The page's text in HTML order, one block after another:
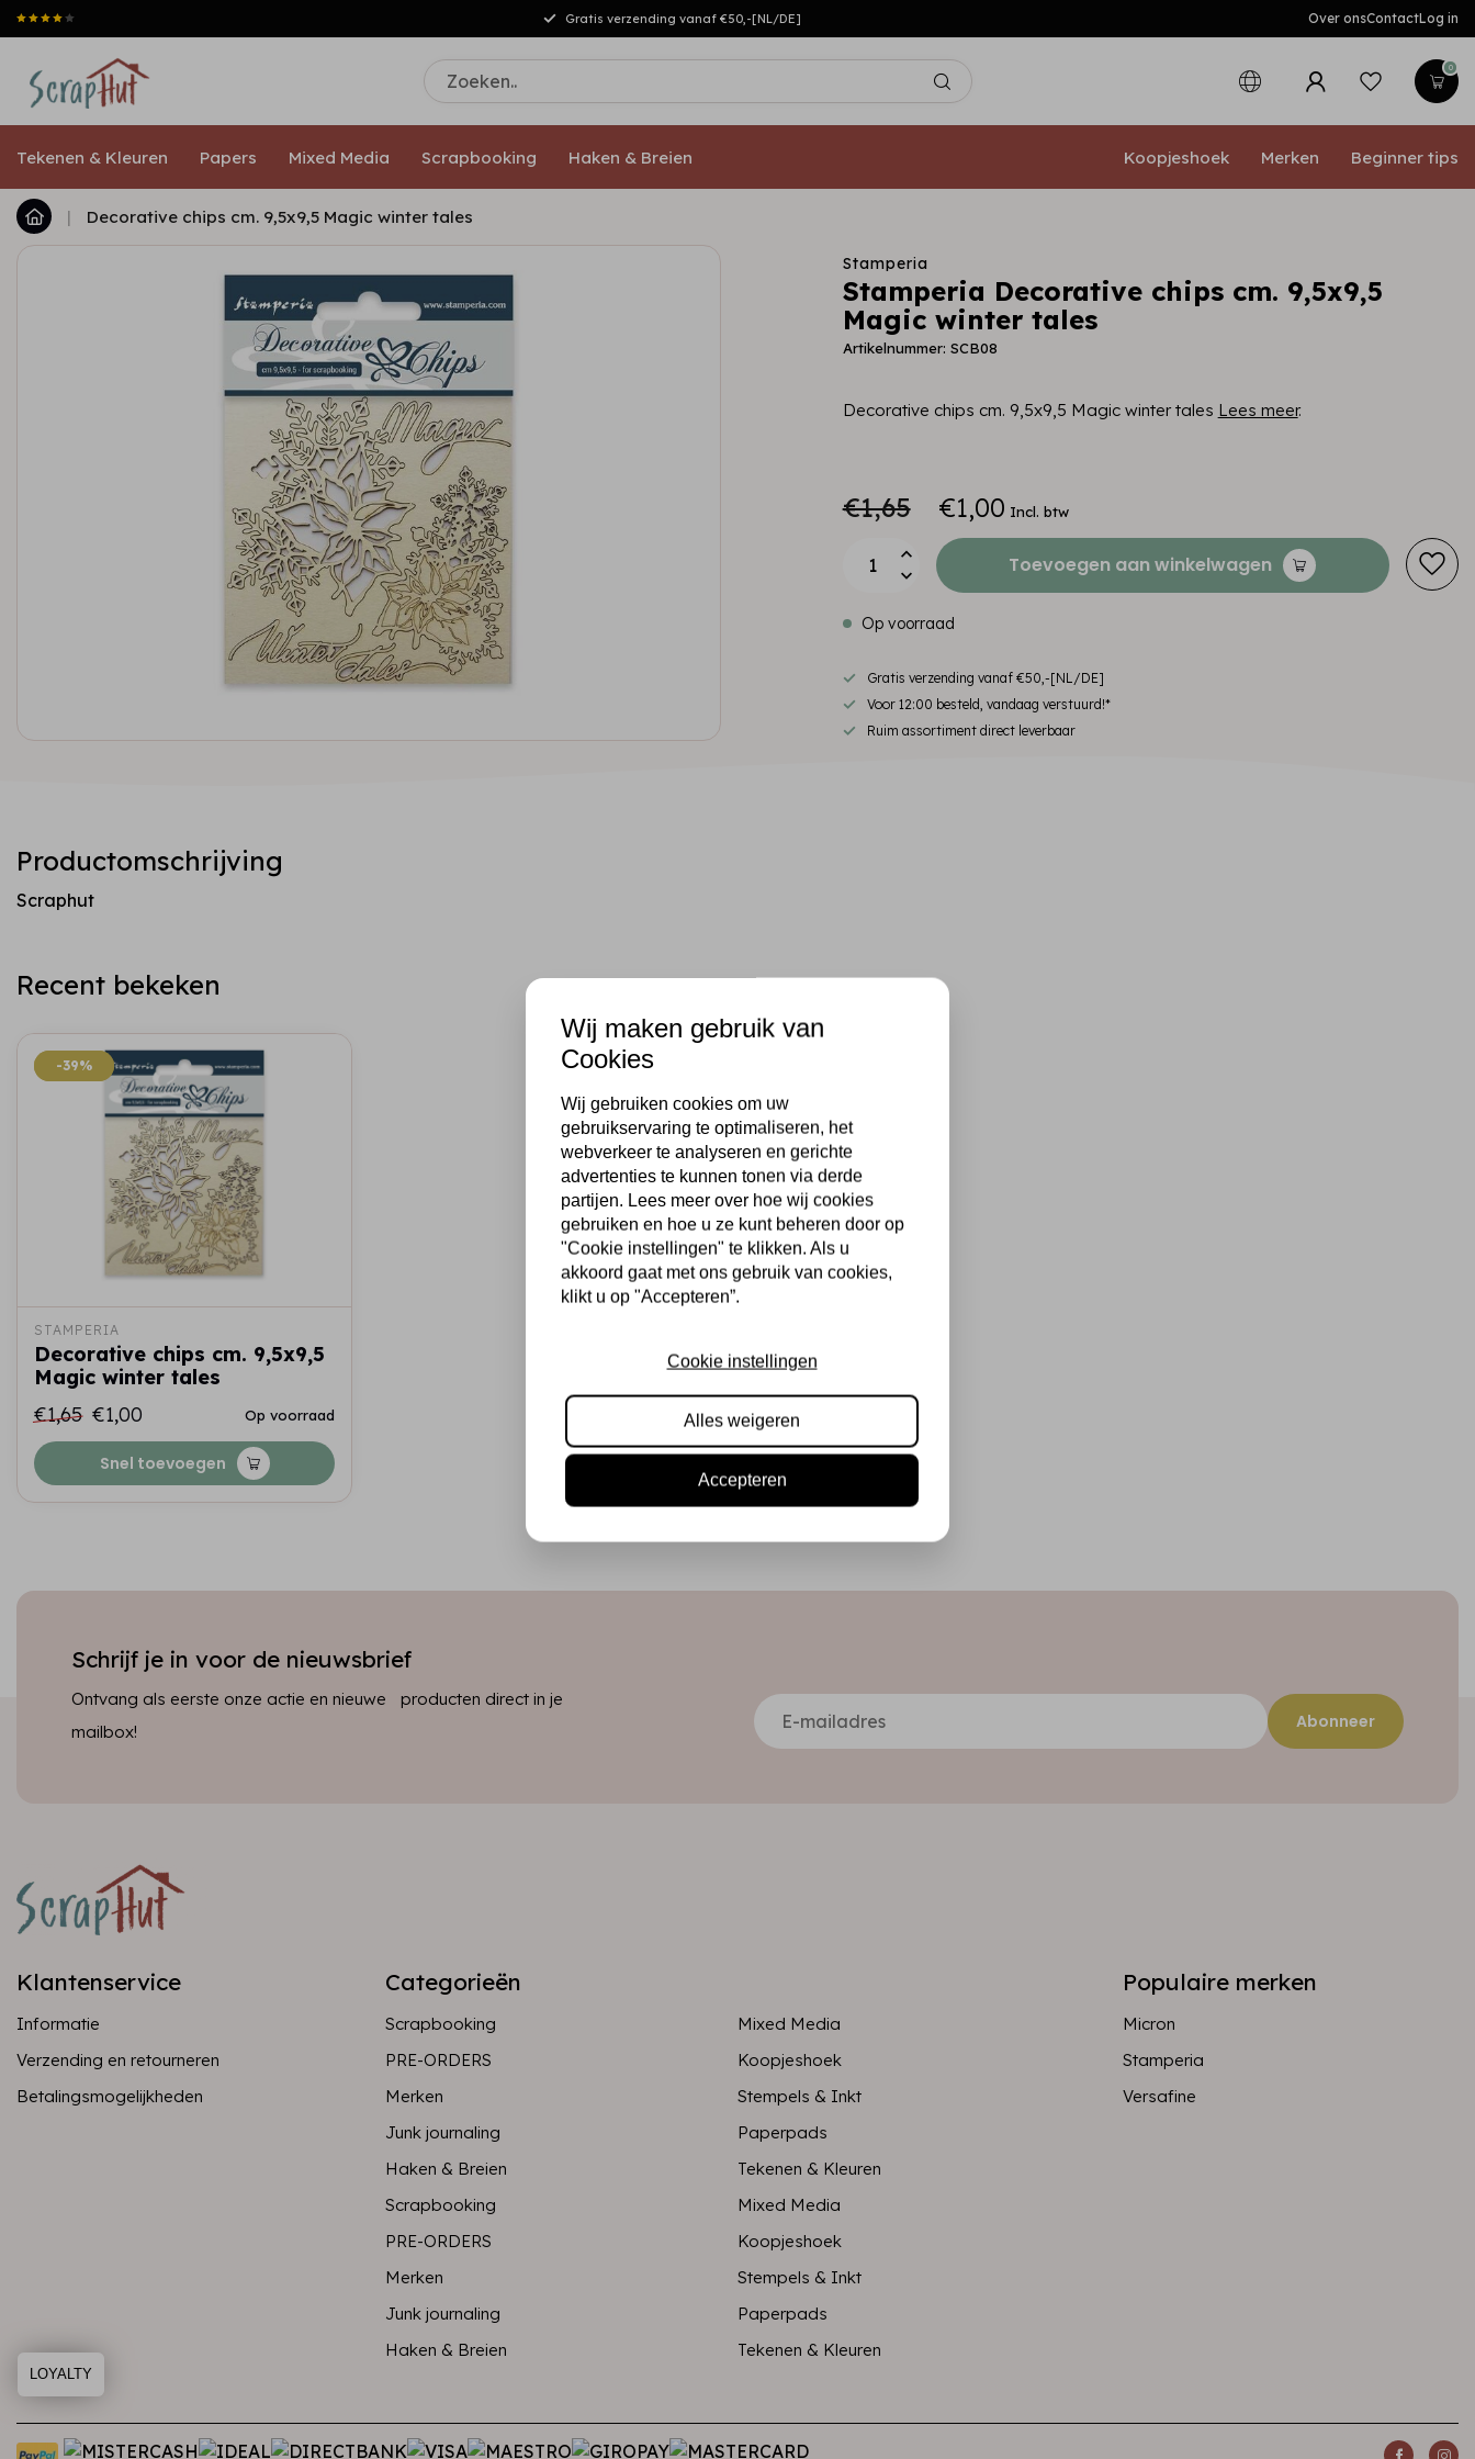
Gratis verzending vanaf €50,-[NL/DE] Over onsContactLog in
0
Tekenen & Kleuren Papers Mixed Media Scrapbooking Haken & Breien Koopjeshoek Merken Beginner tips
| Decorative chips cm. 9,5x9,5 Magic winter tales
Stamperia
Stamperia Decorative chips cm. 9,5x9,5
Magic winter tales
Artikelnummer: SCB08
Decorative chips cm. 9,5x9,5 Magic winter tales Lees meer.
€1,65 €1,00 Incl. btw
Toevoegen aan winkelwagen
Op voorraad
Gratis verzending vanaf €50,-[NL/DE]
Voor 12:00 besteld, vandaag verstuurd!*
Ruim assortiment direct leverbaar
Productomschrijving
Scraphut
Recent bekeken
-39%
-39%
STAMPERIA
Decorative chips cm. 9,5x9,5
Magic winter tales
€1,65 €1,00 Op voorraad
Snel toevoegen
Schrijf je in voor de nieuwsbrief
Ontvang als eerste onze actie en nieuwe producten direct in je
mailbox!
Abonneer
Klantenservice
Informatie
Verzending en retourneren
Betalingsmogelijkheden
Categorieën
Scrapbooking
Mixed Media
PRE-ORDERS
Koopjeshoek
Merken
Stempels & Inkt
Junk journaling
Paperpads
Haken & Breien
Tekenen & Kleuren
Scrapbooking
Mixed Media
PRE-ORDERS
Koopjeshoek
Merken
Stempels & Inkt
Junk journaling
Paperpads
Haken & Breien
Tekenen & Kleuren
Populaire merken
Micron
Stamperia
Versafine
Wij maken gebruik van
Cookies
Wij gebruiken cookies om uw
gebruikservaring te optimaliseren, het
webverkeer te analyseren en gerichte
advertenties te kunnen tonen via derde
partijen. Lees meer over hoe wij cookies
gebruiken en hoe u ze kunt beheren door op
"Cookie instellingen" te klikken. Als u
akkoord gaat met ons gebruik van cookies,
klikt u op "Accepteren”.
Cookie instellingen
Alles weigeren
Accepteren
LOYALTY